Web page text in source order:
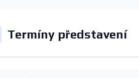
Termíny představení